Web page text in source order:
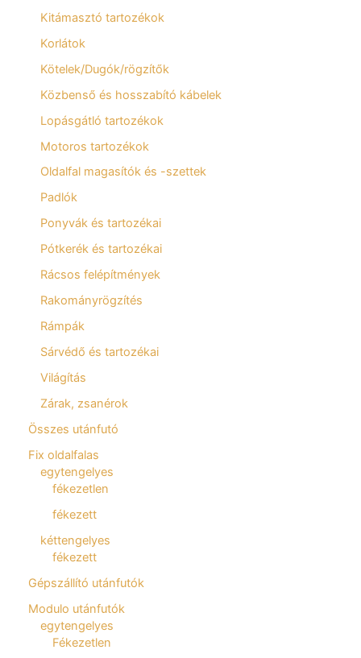
Kitámasztó tartozékok
Korlátok
Kötelek/Dugók/rögzítők
Közbenső és hosszabító kábelek
Lopásgátló tartozékok
Motoros tartozékok
Oldalfal magasítók és -szettek
Padlók
Ponyvák és tartozékai
Pótkerék és tartozékai
Rácsos felépítmények
Rakományrögzítés
Rámpák
Sárvédő és tartozékai
Világítás
Zárak, zsanérok
Összes utánfutó
Fix oldalfalas
egytengelyes
fékezetlen
fékezett
kéttengelyes
fékezett
Gépszállító utánfutók
Modulo utánfutók
egytengelyes
Fékezetlen